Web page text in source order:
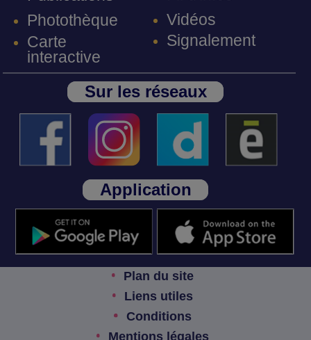
Photothèque
Carte
interactive
Vidéos
Signalement
Sur les réseaux
Application
Plan du site
Liens utiles
Conditions
Mentions légales